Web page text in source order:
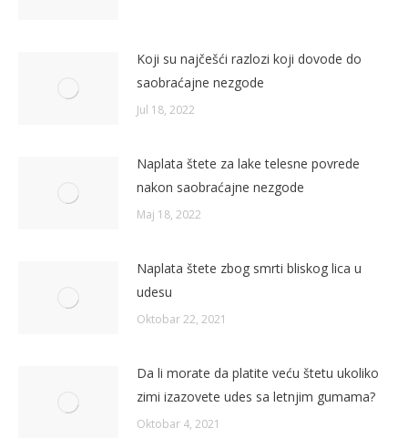
Koji su najčešći razlozi koji dovode do
saobraćajne nezgode
Jul 18, 2022
Naplata štete za lake telesne povrede
nakon saobraćajne nezgode
Maj 18, 2022
Naplata štete zbog smrti bliskog lica u
udesu
Oktobar 22, 2021
Da li morate da platite veću štetu ukoliko
zimi izazovete udes sa letnjim gumama?
Oktobar 4, 2021